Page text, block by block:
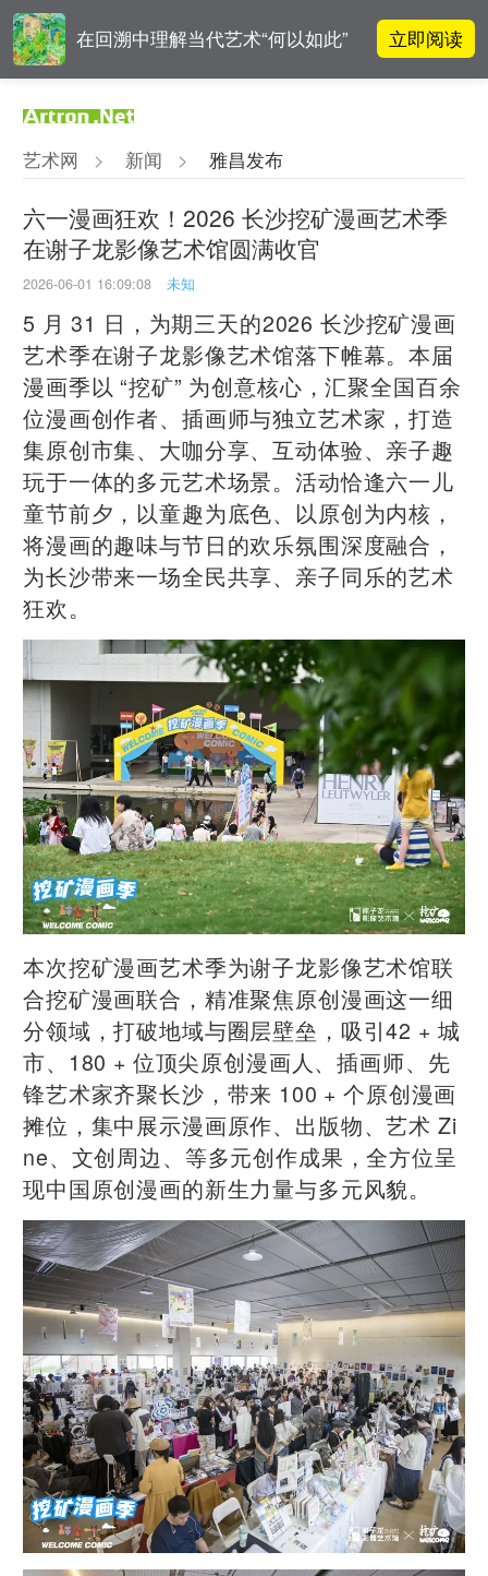
在回溯中理解当代艺术“何以如此” 立即阅读
发起全球维权
对话 | “道法自然” 范一夫山水中的
破界与归真
吕晓：北京画院两个中心十年 跨学
科带来齐白石研究新突破
艺术网 > 新闻 > 雅昌发布
六一漫画狂欢！2026 长沙挖矿漫画艺术季
在谢子龙影像艺术馆圆满收官
2026-06-01 16:09:08 未知
5 月 31 日，为期三天的2026 长沙挖矿漫画
艺术季在谢子龙影像艺术馆落下帷幕。本届
漫画季以 “挖矿” 为创意核心，汇聚全国百余
位漫画创作者、插画师与独立艺术家，打造
集原创市集、大咖分享、互动体验、亲子趣
玩于一体的多元艺术场景。活动恰逢六一儿
童节前夕，以童趣为底色、以原创为内核，
将漫画的趣味与节日的欢乐氛围深度融合，
为长沙带来一场全民共享、亲子同乐的艺术
狂欢。
本次挖矿漫画艺术季为谢子龙影像艺术馆联
合挖矿漫画联合，精准聚焦原创漫画这一细
分领域，打破地域与圈层壁垒，吸引42 + 城
市、180 + 位顶尖原创漫画人、插画师、先
锋艺术家齐聚长沙，带来 100 + 个原创漫画
摊位，集中展示漫画原作、出版物、艺术 Zi
ne、文创周边、等多元创作成果，全方位呈
现中国原创漫画的新生力量与多元风貌。